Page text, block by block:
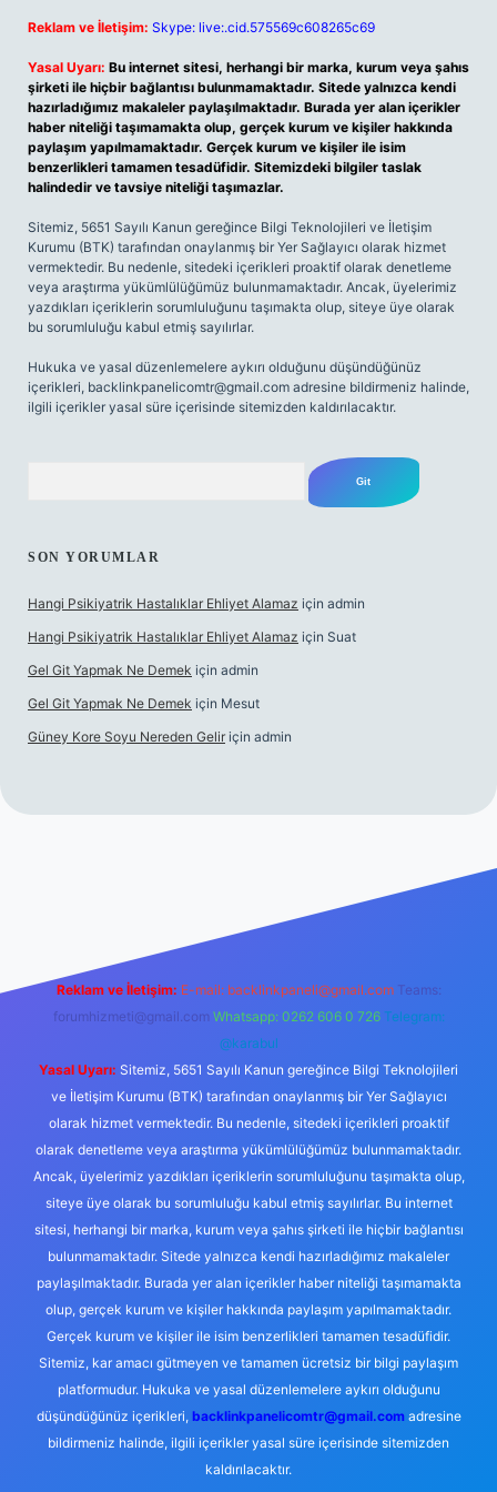
Reklam ve İletişim: Skype: live:.cid.575569c608265c69
Yasal Uyarı: Bu internet sitesi, herhangi bir marka, kurum veya şahıs
şirketi ile hiçbir bağlantısı bulunmamaktadır. Sitede yalnızca kendi
hazırladığımız makaleler paylaşılmaktadır. Burada yer alan içerikler
haber niteliği taşımamakta olup, gerçek kurum ve kişiler hakkında
paylaşım yapılmamaktadır. Gerçek kurum ve kişiler ile isim
benzerlikleri tamamen tesadüfidir. Sitemizdeki bilgiler taslak
halindedir ve tavsiye niteliği taşımazlar.
Sitemiz, 5651 Sayılı Kanun gereğince Bilgi Teknolojileri ve İletişim
Kurumu (BTK) tarafından onaylanmış bir Yer Sağlayıcı olarak hizmet
vermektedir. Bu nedenle, sitedeki içerikleri proaktif olarak denetleme
veya araştırma yükümlülüğümüz bulunmamaktadır. Ancak, üyelerimiz
yazdıkları içeriklerin sorumluluğunu taşımakta olup, siteye üye olarak
bu sorumluluğu kabul etmiş sayılırlar.
Hukuka ve yasal düzenlemelere aykırı olduğunu düşündüğünüz
içerikleri, backlinkpanelicomtr@gmail.com adresine bildirmeniz halinde,
ilgili içerikler yasal süre içerisinde sitemizden kaldırılacaktır.
SON YORUMLAR
Hangi Psikiyatrik Hastalıklar Ehliyet Alamaz için admin
Hangi Psikiyatrik Hastalıklar Ehliyet Alamaz için Suat
Gel Git Yapmak Ne Demek için admin
Gel Git Yapmak Ne Demek için Mesut
Güney Kore Soyu Nereden Gelir için admin
Reklam ve İletişim: E-mail: backlinkpaneli@gmail.com Teams:
forumhizmeti@gmail.com Whatsapp: 0262 606 0 726 Telegram:
@karabul
Yasal Uyarı: Sitemiz, 5651 Sayılı Kanun gereğince Bilgi Teknolojileri
ve İletişim Kurumu (BTK) tarafından onaylanmış bir Yer Sağlayıcı
olarak hizmet vermektedir. Bu nedenle, sitedeki içerikleri proaktif
olarak denetleme veya araştırma yükümlülüğümüz bulunmamaktadır.
Ancak, üyelerimiz yazdıkları içeriklerin sorumluluğunu taşımakta olup,
siteye üye olarak bu sorumluluğu kabul etmiş sayılırlar. Bu internet
sitesi, herhangi bir marka, kurum veya şahıs şirketi ile hiçbir bağlantısı
bulunmamaktadır. Sitede yalnızca kendi hazırladığımız makaleler
paylaşılmaktadır. Burada yer alan içerikler haber niteliği taşımamakta
olup, gerçek kurum ve kişiler hakkında paylaşım yapılmamaktadır.
Gerçek kurum ve kişiler ile isim benzerlikleri tamamen tesadüfidir.
Sitemiz, kar amacı gütmeyen ve tamamen ücretsiz bir bilgi paylaşım
platformudur. Hukuka ve yasal düzenlemelere aykırı olduğunu
düşündüğünüz içerikleri, backlinkpanelicomtr@gmail.comadresine
bildirmeniz halinde, ilgili içerikler yasal süre içerisinde sitemizden
kaldırılacaktır.